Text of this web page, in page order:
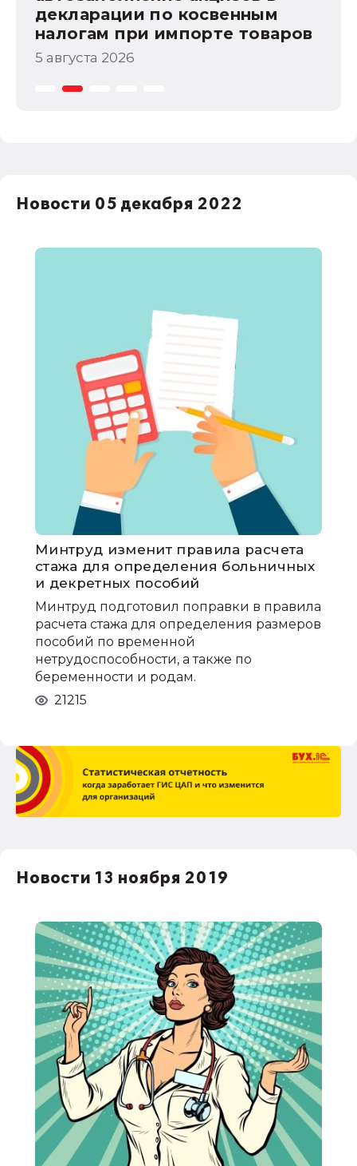
декларации по косвенным
налогам при импорте товаров
5 августа 2026
Новости 05 декабря 2022
Минтруд изменит правила расчета
стажа для определения больничных
и декретных пособий
Минтруд подготовил поправки в правила
расчета стажа для определения размеров
пособий по временной
нетрудоспособности, а также по
беременности и родам.
21215
Новости 13 ноября 2019